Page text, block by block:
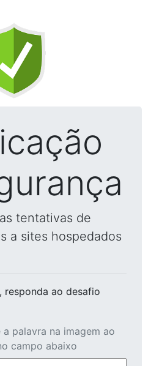
tentativas de
a sites hospedados
, responda ao desafio
a palavra na imagem ao
campo abaixo